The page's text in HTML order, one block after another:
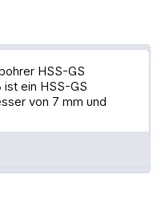
HSS-GS
ein HSS-GS
von 7 mm und